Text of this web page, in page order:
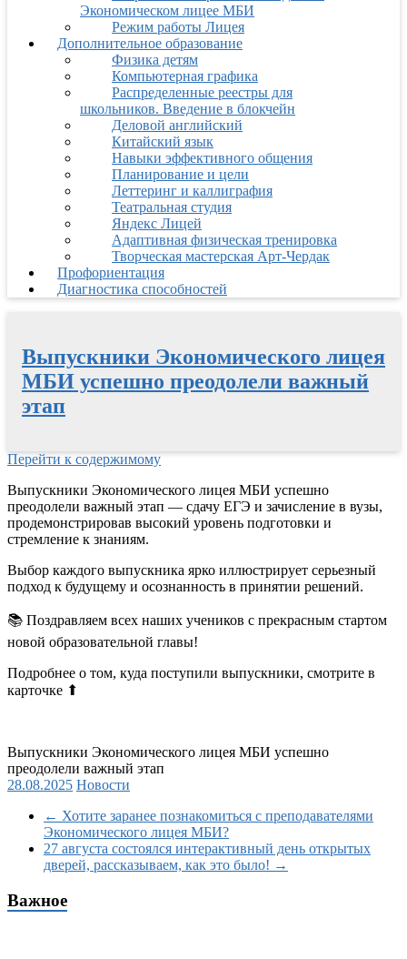
Экономическом лицее МБИ
Режим работы Лицея
Дополнительное образование
Физика детям
Компьютерная графика
Распределенные реестры для
школьников. Введение в блокчейн
Деловой английский
Китайский язык
Навыки эффективного общения
Планирование и цели
Леттеринг и каллиграфия
Театральная студия
Яндекс Лицей
Адаптивная физическая тренировка
Творческая мастерская Арт-Чердак
Профориентация
Диагностика способностей
Выпускники Экономического лицея
МБИ успешно преодолели важный
этап
Перейти к содержимому
Выпускники Экономического лицея МБИ успешно
преодолели важный этап — сдачу ЕГЭ и зачисление в вузы,
продемонстрировав высокий уровень подготовки и
стремление к знаниям.
Выбор каждого выпускника ярко иллюстрирует серьезный
подход к будущему и осознанность в принятии решений.
📚 Поздравляем всех наших учеников с прекрасным стартом
новой образовательной главы!
Подробнее о том, куда поступили выпускники, смотрите в
карточке ⬆
Выпускники Экономического лицея МБИ успешно
преодолели важный этап
28.08.2025 Новости
← Хотите заранее познакомиться с преподавателями
Экономического лицея МБИ?
27 августа состоялся интерактивный день открытых
дверей, рассказываем, как это было! →
Важное